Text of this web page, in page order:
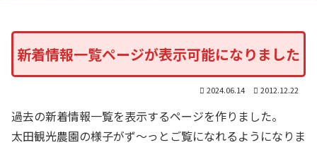
新着情報一覧ページが表示可能になりました
2024.06.14 2012.12.22
過去の新着情報一覧を表示するページを作りました。
太田観光農園の様子がず～っとご覧になれるようになりま